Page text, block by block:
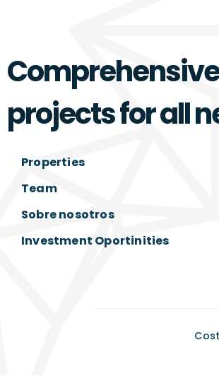
projects for all
Properties
Team
Sobre nosotros
Investment Oportinities